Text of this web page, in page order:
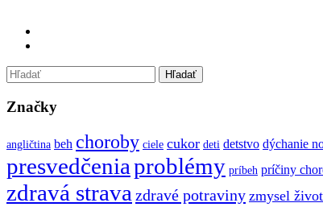
Značky
angličtina beh choroby ciele cukor deti detstvo dýchanie
presvedčeniaproblémy príbeh príčiny
zdravá stravazdravé potraviny zmysel